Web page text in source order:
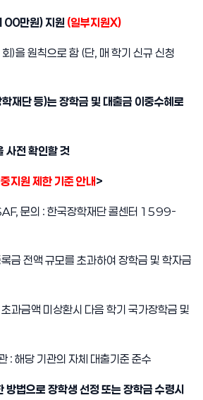
만원) 지원 (일부지원X)
)을 원칙으로 함 (단, 매 학기 신규 신청
재단 등)는 장학금 및 대출금 이중수혜로
사전 확인할 것
지원 제한 기준 안내 >
문의 : 한국장학재단 콜센터 1599-
전액 규모를 초과하여 장학금 및 학자금
금액 미상환시 다음 학기 국가장학금 및
: 해당 기관의 자체 대출기준 준수
방법으로 장학생 선정 또는 장학금 수령시